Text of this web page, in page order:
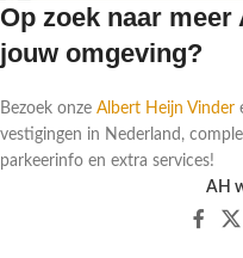
Op zoek naar
jouw omgeving?
Bezoek onze Albert Heijn Vinder
vestigingen in Nederland,
parkeerinfo en extra services!
AH